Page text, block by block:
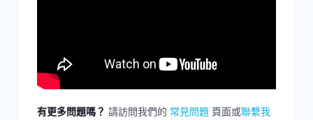
有更多問題嗎？ 請訪問我們的 常見問題頁面或聯繫我